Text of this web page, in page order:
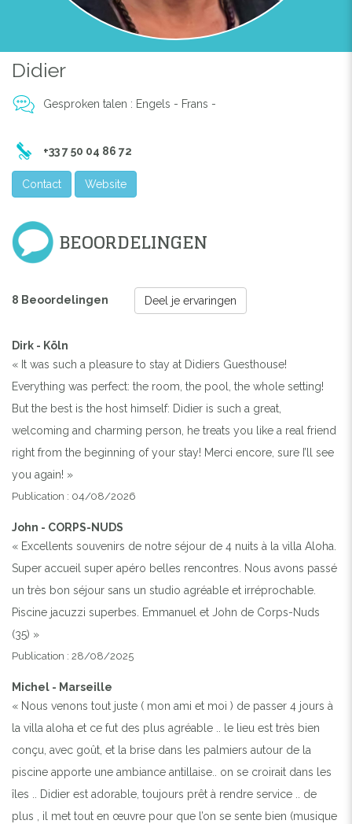
VUE GLOBALE/AU FOND STUDIO ORANGER
Didier
Gesproken talen : Engels - Frans -
+33 7 50 04 86 72
Contact Website
BEOORDELINGEN
8 Beoordelingen Deel je ervaringen
Dirk - Köln
« It was such a pleasure to stay at Didiers Guesthouse!
Everything was perfect: the room, the pool, the whole setting!
But the best is the host himself: Didier is such a great,
welcoming and charming person, he treats you like a real friend
right from the beginning of your stay! Merci encore, sure I’ll see
you again! »
Publication : 04/08/2026
John - CORPS-NUDS
« Excellents souvenirs de notre séjour de 4 nuits à la villa Aloha.
Super accueil super apéro belles rencontres. Nous avons passé
un très bon séjour sans un studio agréable et irréprochable.
Piscine jacuzzi superbes. Emmanuel et John de Corps-Nuds
(35) »
Publication : 28/08/2025
Michel - Marseille
« Nous venons tout juste ( mon ami et moi ) de passer 4 jours à
la villa aloha et ce fut des plus agréable .. le lieu est très bien
conçu, avec goût, et la brise dans les palmiers autour de la
piscine apporte une ambiance antillaise.. on se croirait dans les
îles .. Didier est adorable, toujours prêt à rendre service .. de
plus , il met tout en œuvre pour que l’on se sente bien (musique